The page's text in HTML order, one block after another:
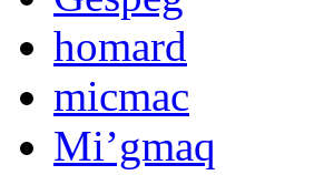
homard
micmac
Mi’gmaq